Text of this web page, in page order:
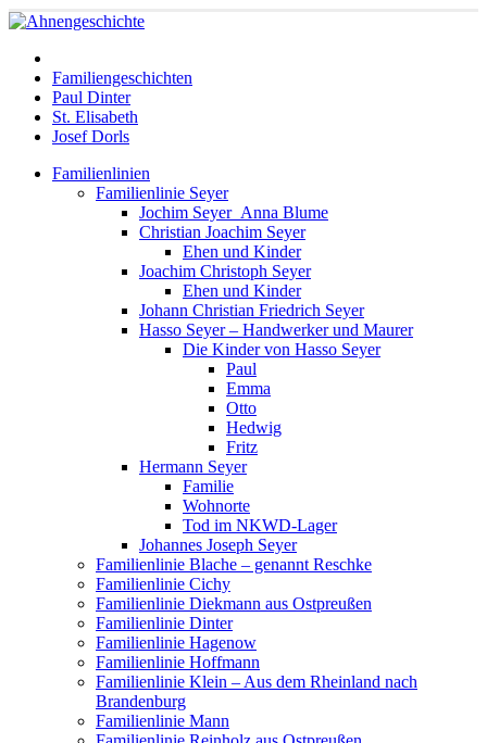
Familiengeschichten
Paul Dinter
St. Elisabeth
Josef Dorls
Familienlinien
Familienlinie Seyer
Jochim Seyer_Anna Blume
Christian Joachim Seyer
Ehen und Kinder
Joachim Christoph Seyer
Ehen und Kinder
Johann Christian Friedrich Seyer
Hasso Seyer – Handwerker und Maurer
Die Kinder von Hasso Seyer
Paul
Emma
Otto
Hedwig
Fritz
Hermann Seyer
Familie
Wohnorte
Tod im NKWD-Lager
Johannes Joseph Seyer
Familienlinie Blache – genannt Reschke
Familienlinie Cichy
Familienlinie Diekmann aus Ostpreußen
Familienlinie Dinter
Familienlinie Hagenow
Familienlinie Hoffmann
Familienlinie Klein – Aus dem Rheinland nach
Brandenburg
Familienlinie Mann